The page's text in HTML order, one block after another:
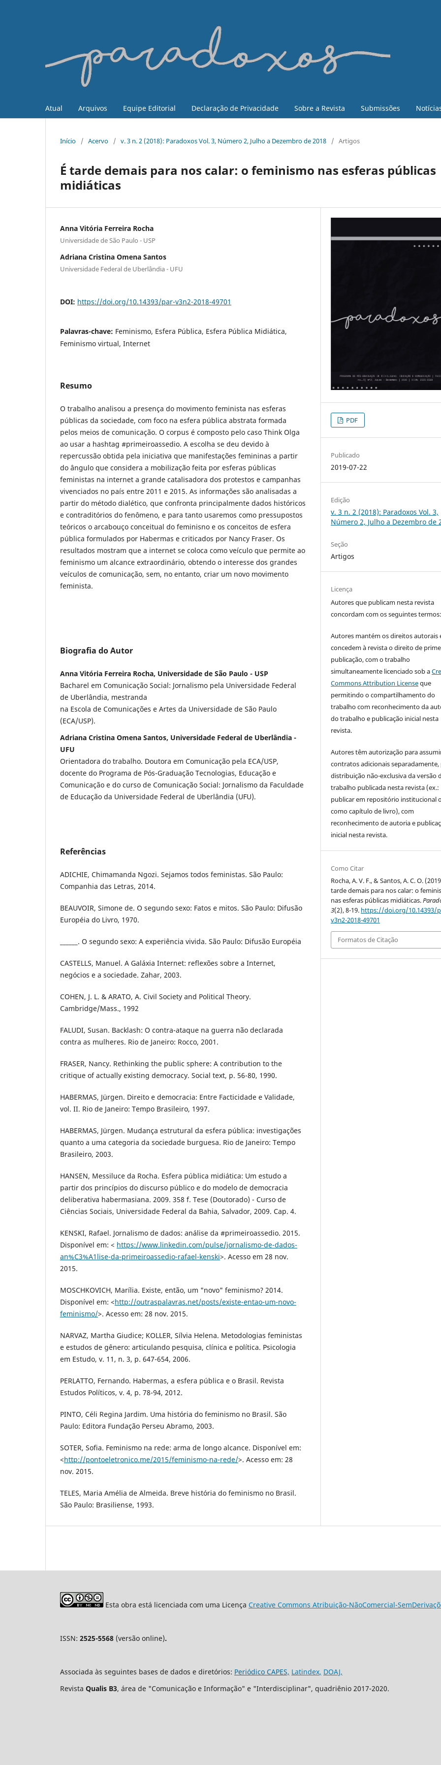
Atual Arquivos Equipe Editorial Declaração de Privacidade Sobre a Revista Submissões
Início / Acervo / v. 3 n. 2 (2018): Paradoxos Vol. 3, Número 2, Julho a Dezembro de 2018 / Artigos
É tarde demais para nos calar: o feminismo nas esferas públicas
midiáticas
Anna Vitória Ferreira Rocha
Universidade de São Paulo - USP
Adriana Cristina Omena Santos
Universidade Federal de Uberlândia - UFU
DOI: https://doi.org/10.14393/par-v3n2-2018-49701
Palavras-chave: Feminismo, Esfera Pública, Esfera Pública Midiática,
Feminismo virtual, Internet
Resumo
O trabalho analisou a presença do movimento feminista nas esferas
públicas da sociedade, com foco na esfera pública abstrata formada
pelos meios de comunicação. O corpus é composto pelo caso Think Olga
ao usar a hashtag #primeiroassedio. A escolha se deu devido à
repercussão obtida pela iniciativa que manifestações femininas a partir
do ângulo que considera a mobilização feita por esferas públicas
feministas na internet a grande catalisadora dos protestos e campanhas
vivenciados no país entre 2011 e 2015. As informações são analisadas a
partir do método dialético, que confronta principalmente dados históricos
e contraditórios do fenômeno, e para tanto usaremos como pressupostos
teóricos o arcabouço conceitual do feminisno e os conceitos de esfera
pública formulados por Habermas e criticados por Nancy Fraser. Os
resultados mostram que a internet se coloca como veículo que permite ao
feminismo um alcance extraordinário, obtendo o interesse dos grandes
veículos de comunicação, sem, no entanto, criar um novo movimento
feminista.
Biografia do Autor
Anna Vitória Ferreira Rocha, Universidade de São Paulo - USP
Bacharel em Comunicação Social: Jornalismo pela Universidade Federal
de Uberlândia, mestranda
na Escola de Comunicações e Artes da Universidade de São Paulo
(ECA/USP).
Adriana Cristina Omena Santos, Universidade Federal de Uberlândia -
UFU
Orientadora do trabalho. Doutora em Comunicação pela ECA/USP,
docente do Programa de Pós-Graduação Tecnologias, Educação e
Comunicação e do curso de Comunicação Social: Jornalismo da Faculdade
de Educação da Universidade Federal de Uberlândia (UFU).
Referências
ADICHIE, Chimamanda Ngozi. Sejamos todos feministas. São Paulo:
Companhia das Letras, 2014.
BEAUVOIR, Simone de. O segundo sexo: Fatos e mitos. São Paulo: Difusão
Européia do Livro, 1970.
______. O segundo sexo: A experiência vivida. São Paulo: Difusão Européia
CASTELLS, Manuel. A Galáxia Internet: reflexões sobre a Internet,
negócios e a sociedade. Zahar, 2003.
COHEN, J. L. & ARATO, A. Civil Society and Political Theory.
Cambridge/Mass., 1992
FALUDI, Susan. Backlash: O contra-ataque na guerra não declarada
contra as mulheres. Rio de Janeiro: Rocco, 2001.
FRASER, Nancy. Rethinking the public sphere: A contribution to the
critique of actually existing democracy. Social text, p. 56-80, 1990.
HABERMAS, Jürgen. Direito e democracia: Entre Facticidade e Validade,
vol. II. Rio de Janeiro: Tempo Brasileiro, 1997.
HABERMAS, Jürgen. Mudança estrutural da esfera pública: investigações
quanto a uma categoria da sociedade burguesa. Rio de Janeiro: Tempo
Brasileiro, 2003.
HANSEN, Messiluce da Rocha. Esfera pública midiática: Um estudo a
partir dos princípios do discurso público e do modelo de democracia
deliberativa habermasiana. 2009. 358 f. Tese (Doutorado) - Curso de
Ciências Sociais, Universidade Federal da Bahia, Salvador, 2009. Cap. 4.
KENSKI, Rafael. Jornalismo de dados: análise da #primeiroassedio. 2015.
Disponível em: < https://www.linkedin.com/pulse/jornalismo-de-dados-
an%C3%A1lise-da-primeiroassedio-rafael-kenski>. Acesso em 28 nov.
2015.
MOSCHKOVICH, Marília. Existe, então, um "novo" feminismo? 2014.
Disponível em: <http://outraspalavras.net/posts/existe-entao-um-novo-
feminismo/>. Acesso em: 28 nov. 2015.
NARVAZ, Martha Giudice; KOLLER, Sílvia Helena. Metodologias feministas
e estudos de gênero: articulando pesquisa, clínica e política. Psicologia
em Estudo, v. 11, n. 3, p. 647-654, 2006.
PERLATTO, Fernando. Habermas, a esfera pública e o Brasil. Revista
Estudos Políticos, v. 4, p. 78-94, 2012.
PINTO, Céli Regina Jardim. Uma história do feminismo no Brasil. São
Paulo: Editora Fundação Perseu Abramo, 2003.
SOTER, Sofia. Feminismo na rede: arma de longo alcance. Disponível em:
<http://pontoeletronico.me/2015/feminismo-na-rede/>. Acesso em: 28
nov. 2015.
TELES, Maria Amélia de Almeida. Breve história do feminismo no Brasil.
São Paulo: Brasiliense, 1993.
PDF
Publicado
2019-07-22
Edição
v. 3 n. 2 (2018): Paradoxos Vol. 3,
Número 2, Julho a Dezembro de
Seção
Artigos
Licença
Autores que publicam nesta revista
concordam com os seguintes termos:
Autores mantém os direitos autorais
concedem à revista o direito de
publicação, com o trabalho
simultaneamente licenciado sob a
Commons Attribution Licenseque
permitindo o compartilhamento do
trabalho com reconhecimento da
do trabalho e publicação inicial nesta
revista.
Autores têm autorização para
contratos adicionais separadamente,
distribuição não-exclusiva da versão
trabalho publicada nesta revista (ex.:
publicar em repositório institucional
como capítulo de livro), com
reconhecimento de autoria e
inicial nesta revista.
Como Citar
Rocha, A. V. F., & Santos, A. C. O.
tarde demais para nos calar: o
nas esferas públicas midiáticas.
3(2), 8-19. https://doi.org/10.14393/
v3n2-2018-49701
Formatos de Citação
Esta obra está licenciada com uma Licença Creative Commons Atribuição-NãoComercial-
ISSN: 2525-5568 (versão online).
Associada às seguintes bases de dados e diretórios: Periódico CAPES, Latindex, DOAJ,
Revista Qualis B3, área de "Comunicação e Informação" e "Interdisciplinar", quadriênio 2017-2020.